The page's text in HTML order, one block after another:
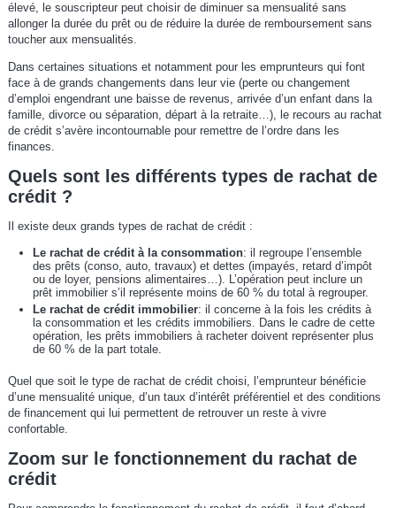
élevé, le souscripteur peut choisir de diminuer sa mensualité sans
allonger la durée du prêt ou de réduire la durée de remboursement sans
toucher aux mensualités.
Dans certaines situations et notamment pour les emprunteurs qui font
face à de grands changements dans leur vie (perte ou changement
d’emploi engendrant une baisse de revenus, arrivée d’un enfant dans la
famille, divorce ou séparation, départ à la retraite…), le recours au rachat
de crédit s’avère incontournable pour remettre de l’ordre dans les
finances.
Quels sont les différents types de rachat de
crédit ?
Il existe deux grands types de rachat de crédit :
Le rachat de crédit à la consommation: il regroupe l’ensemble
des prêts (conso, auto, travaux) et dettes (impayés, retard d’impôt
ou de loyer, pensions alimentaires…). L’opération peut inclure un
prêt immobilier s’il représente moins de 60 % du total à regrouper.
Le rachat de crédit immobilier: il concerne à la fois les crédits à
la consommation et les crédits immobiliers. Dans le cadre de cette
opération, les prêts immobiliers à racheter doivent représenter plus
de 60 % de la part totale.
Quel que soit le type de rachat de crédit choisi, l’emprunteur bénéficie
d’une mensualité unique, d’un taux d’intérêt préférentiel et des conditions
de financement qui lui permettent de retrouver un reste à vivre
confortable.
Zoom sur le fonctionnement du rachat de
crédit